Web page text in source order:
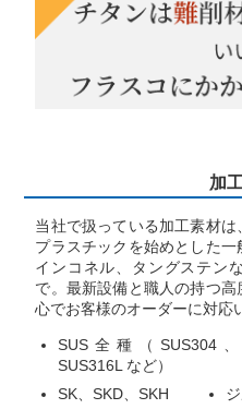
加
当社で扱っている加工素材は
プラスチックを始めとした
インコネル、タングステン
で。最新設備と職人の持つ
心でお客様のオーダーに対応
SUS全種（SUS304、
SUS316L など）
SK、SKD、SKH